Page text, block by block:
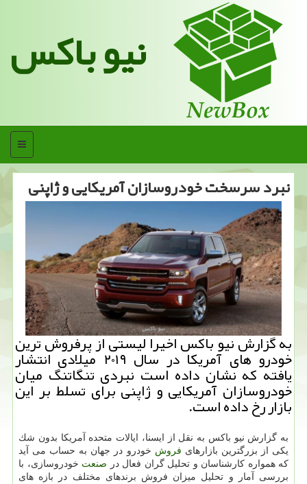
نیو باکس
منو
نبرد سرسخت خودروسازان آمریكایی و ژاپنی
به گزارش نیو باكس اخیرا لیستی از پرفروش ترین
خودرو های آمریكا در سال ۲۰۱۹ میلادی انتشار
یافته كه نشان داده است نبردی تنگاتنگ میان
خودروسازان آمریكایی و ژاپنی برای تسلط بر این
بازار رخ داده است.
به گزارش نیو باكس به نقل از ایسنا، ایالات متحده آمریكا بدون شك
یكی از بزرگترین بازارهای فروش خودرو در جهان به حساب می آید
كه همواره كارشناسان و تحلیل گران فعال در صنعت خودروسازی، با
بررسی آمار و تحلیل میزان فروش برندهای مختلف در بازه های